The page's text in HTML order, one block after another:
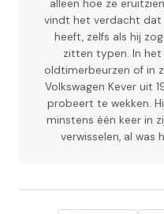
alleen hoe ze
vindt het verdacht dat
heeft, zelfs als hij
zitten typen. In het
oldtimerbeurzen of in
Volkswagen Kever uit
probeert te wekken.
minstens één keer in
verwisselen, al was